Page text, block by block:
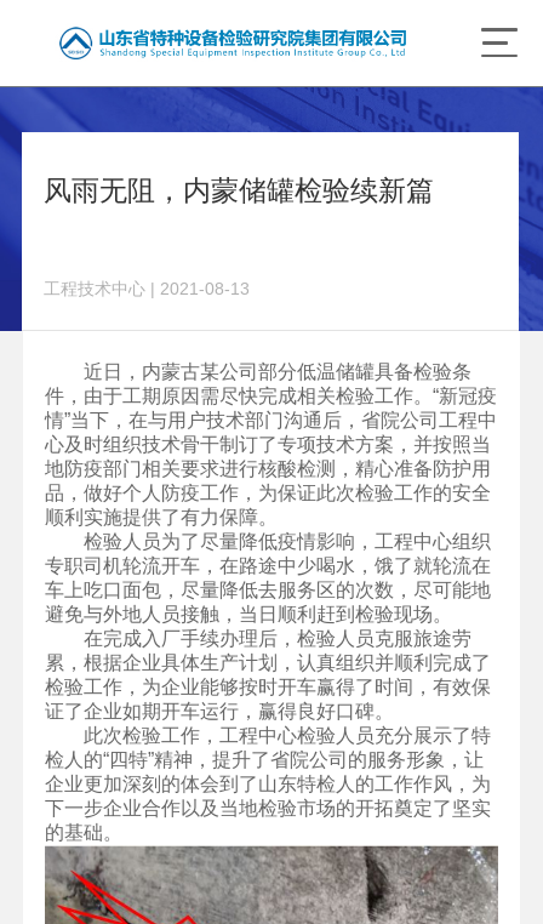
风雨无阻，内蒙储罐检验续新篇
工程技术中心 | 2021-08-13
近日，内蒙古某公司部分低温储罐具备检验条
件，由于工期原因需尽快完成相关检验工作。“新冠疫
情”当下，在与用户技术部门沟通后，省院公司工程中
心及时组织技术骨干制订了专项技术方案，并按照当
地防疫部门相关要求进行核酸检测，精心准备防护用
品，做好个人防疫工作，为保证此次检验工作的安全
顺利实施提供了有力保障。
检验人员为了尽量降低疫情影响，工程中心组织
专职司机轮流开车，在路途中少喝水，饿了就轮流在
车上吃口面包，尽量降低去服务区的次数，尽可能地
避免与外地人员接触，当日顺利赶到检验现场。
在完成入厂手续办理后，检验人员克服旅途劳
累，根据企业具体生产计划，认真组织并顺利完成了
检验工作，为企业能够按时开车赢得了时间，有效保
证了企业如期开车运行，赢得良好口碑。
此次检验工作，工程中心检验人员充分展示了特
检人的“四特”精神，提升了省院公司的服务形象，让
企业更加深刻的体会到了山东特检人的工作作风，为
下一步企业合作以及当地检验市场的开拓奠定了坚实
的基础。